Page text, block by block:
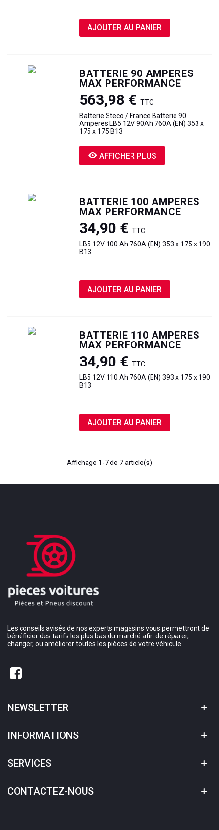
AJOUTER AU PANIER
BATTERIE 90 AMPERES
MAX PERFORMANCE
563,98 € TTC
Batterie Steco / France Batterie 90
Amperes LB5 12V 90Ah 760A (EN) 353 x
175 x 175 B13
AFFICHER PLUS
BATTERIE 100 AMPERES
MAX PERFORMANCE
34,90 € TTC
LB5 12V 100 Ah 760A (EN) 353 x 175 x 190
B13
AJOUTER AU PANIER
BATTERIE 110 AMPERES
MAX PERFORMANCE
34,90 € TTC
LB5 12V 110 Ah 760A (EN) 393 x 175 x 190
B13
AJOUTER AU PANIER
Affichage 1 -7 de 7 article(s)
Les conseils avisés de nos experts magasins vous permettront de
bénéficier des tarifs les plus bas du marché afin de réparer,
changer, ou améliorer toutes les pièces de votre véhicule.
NEWSLETTER
INFORMATIONS
SERVICES
CONTACTEZ-NOUS